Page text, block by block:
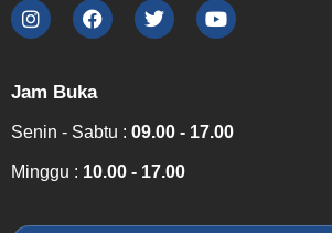
Jam Buka
Senin - Sabtu : 09.00 - 17.00
Minggu : 10.00 - 17.00